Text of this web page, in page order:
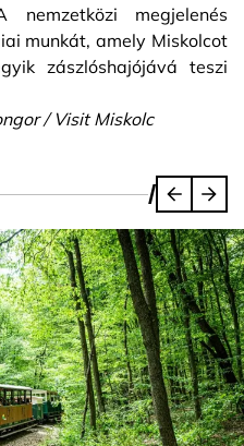
nemzetközi megjelenés
munkát, amely Miskolcot
zászlóshajójává teszi
/ Visit Miskolc
/